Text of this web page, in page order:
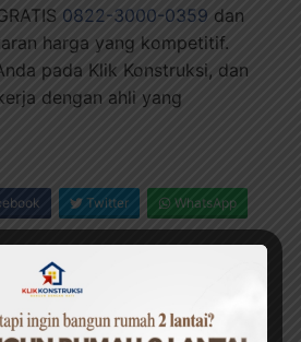
0822-3000-0359 dan
harga yang kompetitif.
pada Klik Konstruksi, dan
dengan ahli yang
Twitter WhatsApp
#JASA PEMBUATAN KANOPI
#KANOPI MINIMALIS
#KEUNGGULAN KANOPI